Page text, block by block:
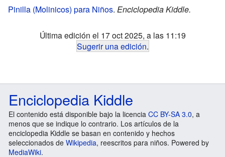
Pinilla (Molinicos) para Niños. Enciclopedia Kiddle.
Última edición el 17 oct 2025, a las 11:19
Sugerir una edición.
Enciclopedia Kiddle
El contenido está disponible bajo la licencia CC BY-SA 3.0, a
menos que se indique lo contrario. Los artículos de la
enciclopedia Kiddle se basan en contenido y hechos
seleccionados de Wikipedia, reescritos para niños. Powered by
MediaWiki.